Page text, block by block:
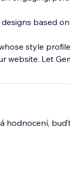
based
style
website. Let
hodnocení,